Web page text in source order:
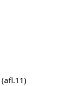
(afl.11)